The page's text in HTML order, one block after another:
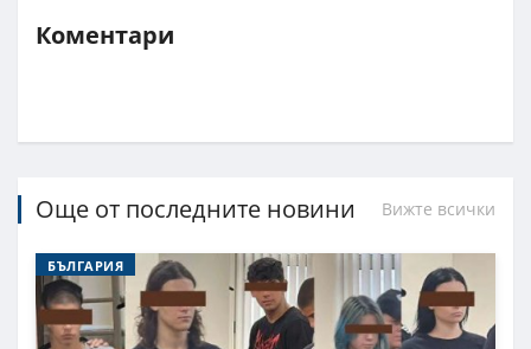
Коментари
Още от последните новини Вижте всички
БЪЛГАРИЯ